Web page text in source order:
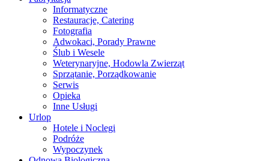
Informatyczne
Restauracje, Catering
Fotografia
Adwokaci, Porady Prawne
Ślub i Wesele
Weterynaryjne, Hodowla Zwierząt
Sprzątanie, Porządkowanie
Serwis
Opieka
Inne Usługi
Urlop
Hotele i Noclegi
Podróże
Wypoczynek